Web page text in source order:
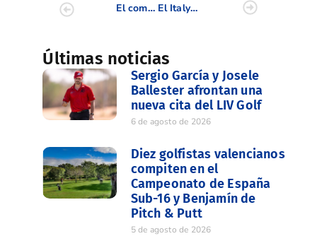
El combinado de la Comunidad Valenciana finaliza séptimo en el Interautonómico Infantil
El Italy International Open de Pitch & Putt se lo adjudicó Tomy Artigas
Últimas noticias
Sergio García y Josele
Ballester afrontan una
nueva cita del LIV Golf
6 de agosto de 2026
Diez golfistas valencianos
compiten en el
Campeonato de España
Sub-16 y Benjamín de
Pitch & Putt
5 de agosto de 2026